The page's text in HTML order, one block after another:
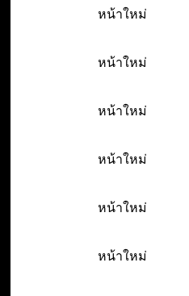
หน้าใหม่
หน้าใหม่
หน้าใหม่
หน้าใหม่
หน้าใหม่
หน้าใหม่